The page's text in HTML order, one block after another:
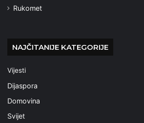
Rukomet
NAJČITANIJE KATEGORIJE
Vijesti
Dijaspora
Domovina
Svijet